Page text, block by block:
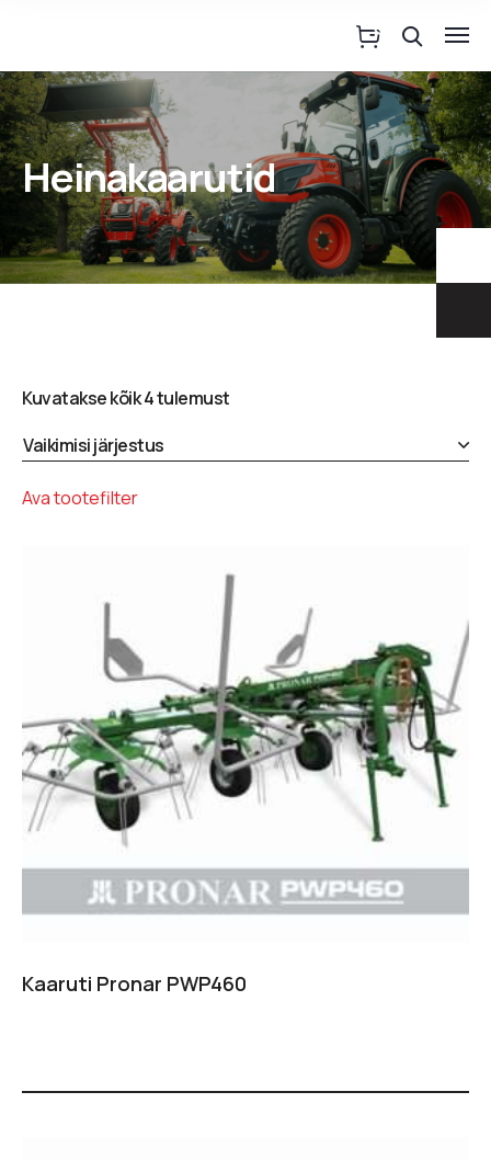
Heinakaarutid
Kuvatakse kõik 4 tulemust
Ava tootefilter
Kaaruti Pronar PWP460